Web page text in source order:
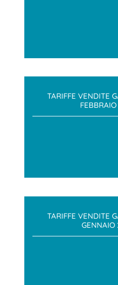
TARIFFE VENDITE
TARIFFE VENDITE
GENNAIO